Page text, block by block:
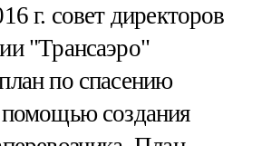
г. совет директоров
"Трансаэро"
по спасению
создания